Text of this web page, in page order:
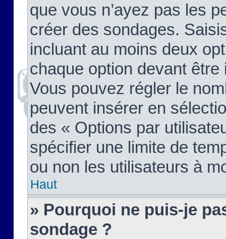
que vous n’ayez pas les
créer des sondages.
incluant au moins deux
chaque option devant
Vous pouvez régler le
peuvent insérer en
des « Options par
spécifier une limite de
ou non les utilisateurs à
Haut
» Pourquoi ne puis-je
sondage ?